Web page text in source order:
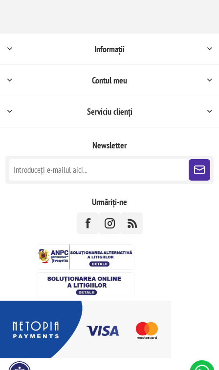
Informații
Contul meu
Serviciu clienți
Newsletter
Urmăriți-ne